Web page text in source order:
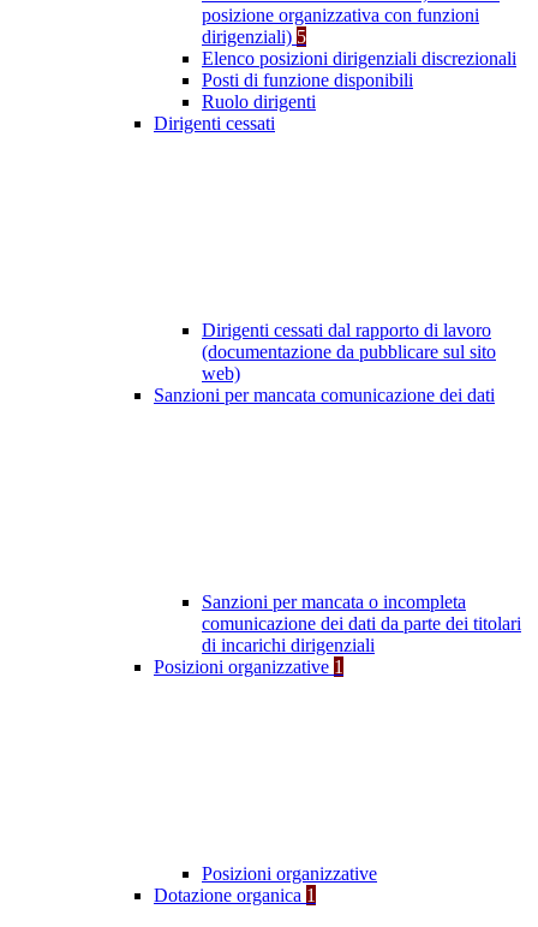
posizione organizzativa con funzioni
dirigenziali) 5
Elenco posizioni dirigenziali discrezionali
Posti di funzione disponibili
Ruolo dirigenti
Dirigenti cessati
Dirigenti cessati dal rapporto di lavoro
(documentazione da pubblicare sul sito
web)
Sanzioni per mancata comunicazione dei dati
Sanzioni per mancata o incompleta
comunicazione dei dati da parte dei titolari
di incarichi dirigenziali
Posizioni organizzative 1
Posizioni organizzative
Dotazione organica 1